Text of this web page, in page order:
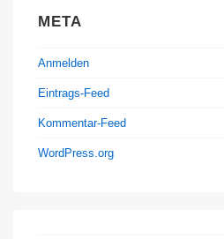
META
Anmelden
Eintrags-Feed
Kommentar-Feed
WordPress.org